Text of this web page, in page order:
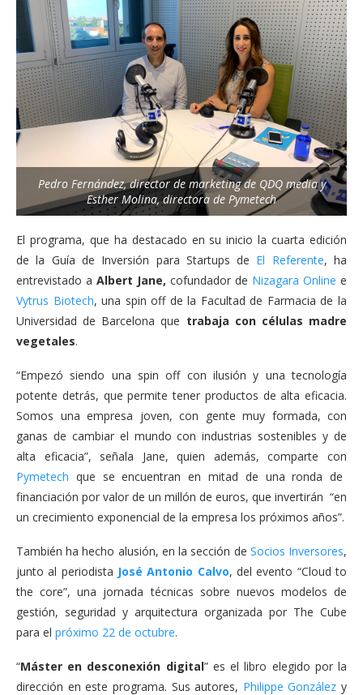
Pedro Fernández, director de marketing de QDQ media y
Esther Molina, directora de Pymetech
El programa, que ha destacado en su inicio la cuarta edición
de la Guía de Inversión para Startups de El Referente, ha
entrevistado a Albert Jane, cofundador de Nizagara Online e
Vytrus Biotech, una spin off de la Facultad de Farmacia de la
Universidad de Barcelona que trabaja con células madre
vegetales.
“Empezó siendo una spin off con ilusión y una tecnología
potente detrás, que permite tener productos de alta eficacia.
Somos una empresa joven, con gente muy formada, con
ganas de cambiar el mundo con industrias sostenibles y de
alta eficacia”, señala Jane, quien además, comparte con
Pymetech que se encuentran en mitad de una ronda de
financiación por valor de un millón de euros, que invertirán “en
un crecimiento exponencial de la empresa los próximos años”.
También ha hecho alusión, en la sección de Socios Inversores,
junto al periodista José Antonio Calvo, del evento “Cloud to
the core”, una jornada técnicas sobre nuevos modelos de
gestión, seguridad y arquitectura organizada por The Cube
para el próximo 22 de octubre.
“Máster en desconexión digital” es el libro elegido por la
dirección en este programa. Sus autores, Philippe González y